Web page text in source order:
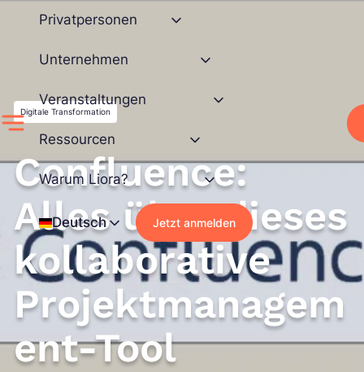
springen
Privatpersonen
Unternehmen
Veranstaltungen
Ressourcen
Warum Liora?
Deutsch Jetzt anmelden
Digitale Transformation
Confluence:
Alles über dieses
kollaborative
Projektmanagem
ent-Tool